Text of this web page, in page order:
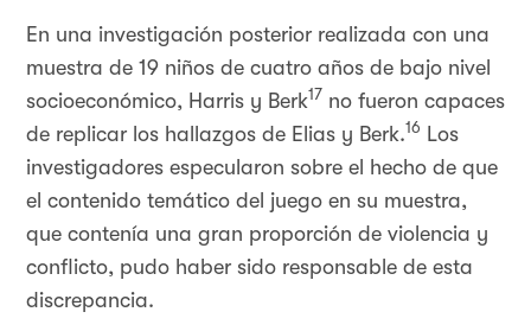
En una investigación posterior realizada con una
muestra de 19 niños de cuatro años de bajo nivel
socioeconómico, Harris y Berk17 no fueron capaces
de replicar los hallazgos de Elias y Berk.16 Los
investigadores especularon sobre el hecho de que
el contenido temático del juego en su muestra,
que contenía una gran proporción de violencia y
conflicto, pudo haber sido responsable de esta
discrepancia.